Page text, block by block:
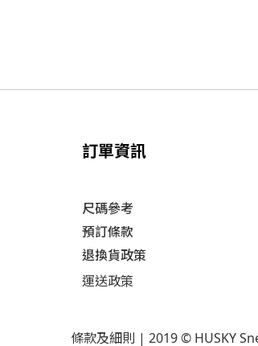
訂單資訊
尺碼參考
預訂條款
退換貨政策​
運送政策​
條款及細則 | 2019 © HUSKY